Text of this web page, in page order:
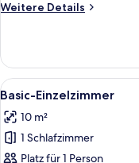
Weitere Details
Weitere
Doppelzimmer
Alle
Fotos
für
Basic-
4
Basic-Einzelzimmer
10 m²
1 Schlafzimmer
Platz für 1 Person